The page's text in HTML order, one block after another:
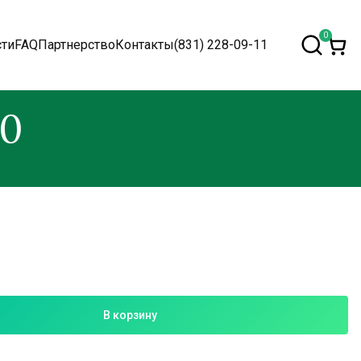
FAQПартнерствоКонтакты(831) 228-09-11
0
В корзину